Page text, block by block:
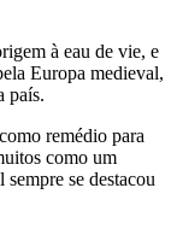
à eau de vie, e
Europa medieval,
país.
remédio para
como um
se destacou